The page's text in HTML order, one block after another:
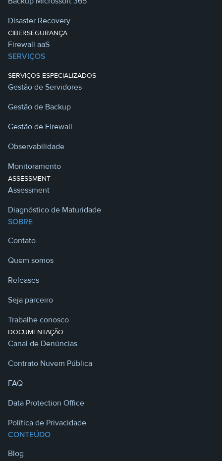
Disaster Recovery
CIBERSEGURANÇA
Firewall aaS
SERVIÇOS
SERVIÇOS ESPECIALIZADOS
Gestão de Servidores
Gestão de Backup
Gestão de Firewall
Observabilidade
Monitoramento
ASSESSMENT
Assessment
Diagnóstico de Maturidade
SOBRE
Contato
Quem somos
Releases
Seja parceiro
Trabalhe conosco
DOCUMENTAÇÃO
Canal de Denúncias
Contrato Nuvem Pública
FAQ
Data Protection Office
Política de Privacidade
CONTEÚDO
Blog